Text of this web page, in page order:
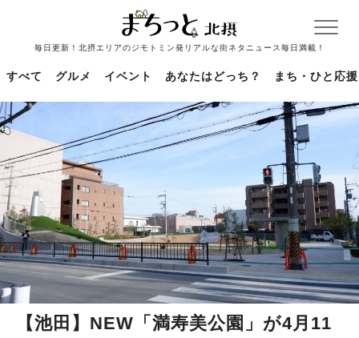
毎日更新！北摂エリアのジモトミン発リアルな街ネタニュース毎日満載！
すべて グルメ イベント あなたはどっち？ まち・ひと応援
【池田】NEW「満寿美公園」が4月11